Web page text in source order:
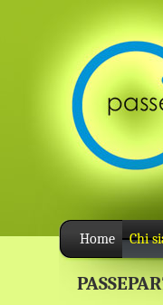
Home
Home
Chi
Chi
Chi
PASSEPAR